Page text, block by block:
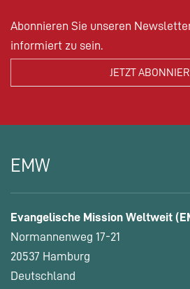
Abonnieren Sie unseren
informiert zu sein.
EMW
Evangelische Mission Weltweit
Normannenweg 17-21
20537 Hamburg
Deutschland